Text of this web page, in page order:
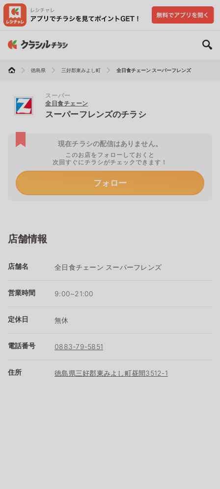
徳島県 三好郡東みよし町 全日食チェーン スーパーフレンズ
スーパー
全日食チェーン
スーパーフレンズのチラシ
現在チラシの配信はありません。
このお店をフォローしておくと
次回すぐにチラシがチェックできます！
フォロー
店舗情報
店舗名 全日食チェーン スーパーフレンズ
営業時間 9:00~21:00
定休日 無休
電話番号 0883-79-5851
住所 徳島県三好郡東みよし町昼間3512-1